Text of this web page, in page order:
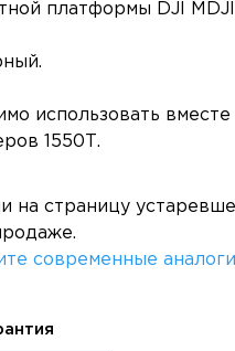
платформы DJI
использовать
1550T.
на страницу
современные